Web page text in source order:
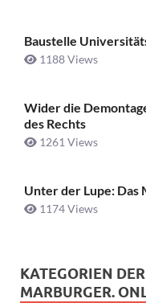
Baustelle
1188 Views
Wider die
des Rechts
1261 Views
Unter der Lupe: Das
1174 Views
KATEGORIEN
MARBURGER.